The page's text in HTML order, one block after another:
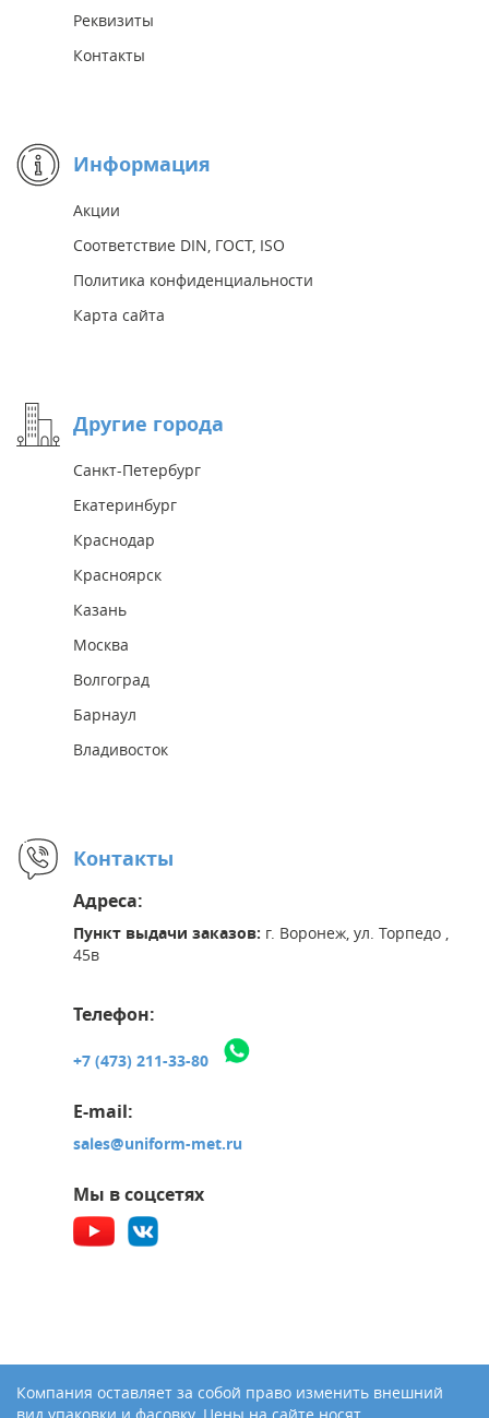
Реквизиты
Контакты
Информация
Акции
Соответствие DIN, ГОСТ, ISO
Политика конфиденциальности
Карта сайта
Другие города
Санкт-Петербург
Екатеринбург
Краснодар
Красноярск
Казань
Москва
Волгоград
Барнаул
Владивосток
Контакты
Адреса:
Пункт выдачи заказов: г. Воронеж, ул. Торпедо ,
45в
Телефон:
+7 (473) 211-33-80
E-mail:
sales@uniform-met.ru
Мы в соцсетях
Компания оставляет за собой право изменить внешний